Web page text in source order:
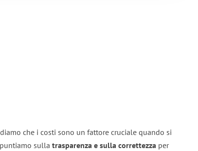
che i costi sono un fattore cruciale quando si
sulla trasparenza e sulla correttezza per